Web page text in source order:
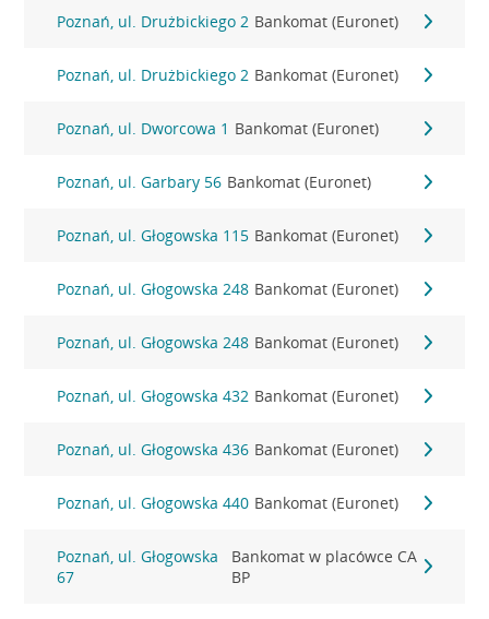
Poznań, ul. Drużbickiego 2 Bankomat (Euronet)
Poznań, ul. Drużbickiego 2 Bankomat (Euronet)
Poznań, ul. Dworcowa 1 Bankomat (Euronet)
Poznań, ul. Garbary 56 Bankomat (Euronet)
Poznań, ul. Głogowska 115 Bankomat (Euronet)
Poznań, ul. Głogowska 248 Bankomat (Euronet)
Poznań, ul. Głogowska 248 Bankomat (Euronet)
Poznań, ul. Głogowska 432 Bankomat (Euronet)
Poznań, ul. Głogowska 436 Bankomat (Euronet)
Poznań, ul. Głogowska 440 Bankomat (Euronet)
Poznań, ul. Głogowska
67
Bankomat w placówce CA
BP